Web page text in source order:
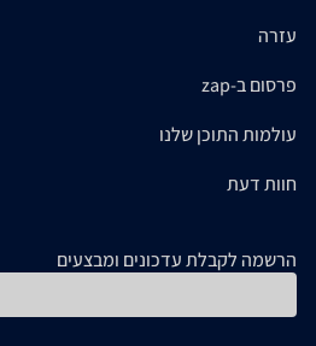
עזרה
פרסום ב-zap
עולמות התוכן שלנו
חוות דעת
הרשמה לקבלת עדכונים ומבצעים